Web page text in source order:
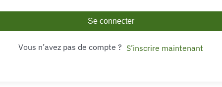
Se connecter
Vous n’avez pas de compte ? S’inscrire maintenant